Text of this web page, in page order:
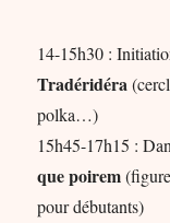
14-15h30 :
Tradéridéra
polka…)
15h45-17h15 :
que poirem
pour débutants)